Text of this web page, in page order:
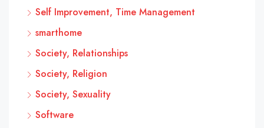
Self Improvement, Time Management
smarthome
Society, Relationships
Society, Religion
Society, Sexuality
Software